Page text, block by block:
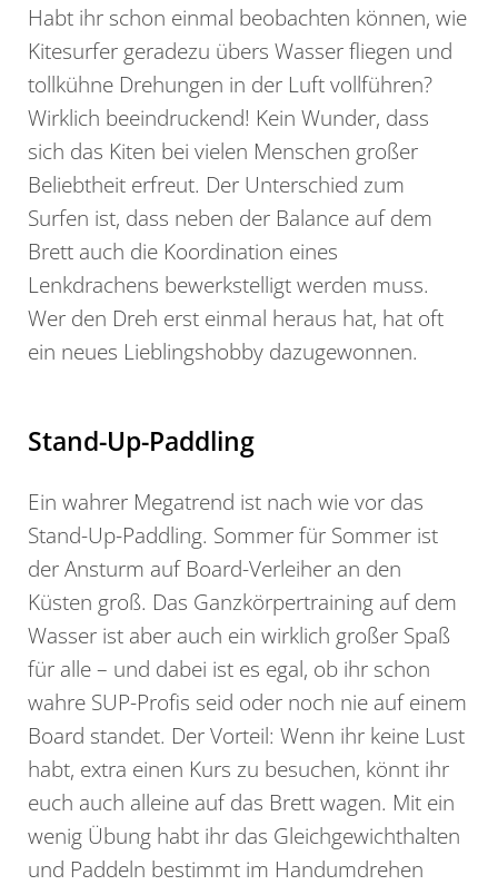
Habt ihr schon einmal beobachten können, wie
Kitesurfer geradezu übers Wasser fliegen und
tollkühne Drehungen in der Luft vollführen?
Wirklich beeindruckend! Kein Wunder, dass
sich das Kiten bei vielen Menschen großer
Beliebtheit erfreut. Der Unterschied zum
Surfen ist, dass neben der Balance auf dem
Brett auch die Koordination eines
Lenkdrachens bewerkstelligt werden muss.
Wer den Dreh erst einmal heraus hat, hat oft
ein neues Lieblingshobby dazugewonnen.
Stand-Up-Paddling
Ein wahrer Megatrend ist nach wie vor das
Stand-Up-Paddling. Sommer für Sommer ist
der Ansturm auf Board-Verleiher an den
Küsten groß. Das Ganzkörpertraining auf dem
Wasser ist aber auch ein wirklich großer Spaß
für alle – und dabei ist es egal, ob ihr schon
wahre SUP-Profis seid oder noch nie auf einem
Board standet. Der Vorteil: Wenn ihr keine Lust
habt, extra einen Kurs zu besuchen, könnt ihr
euch auch alleine auf das Brett wagen. Mit ein
wenig Übung habt ihr das Gleichgewichthalten
und Paddeln bestimmt im Handumdrehen